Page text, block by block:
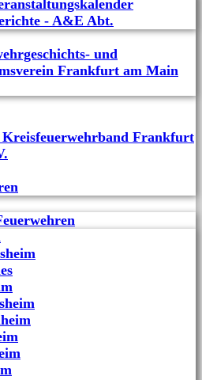
- A&E Abt.
und
Frankfurt am Main
Kreisfeuerwehrband Frankfurt